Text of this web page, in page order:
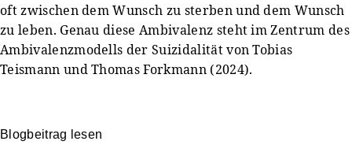
oft zwischen dem Wunsch zu sterben und dem Wunsch
zu leben. Genau diese Ambivalenz steht im Zentrum des
Ambivalenzmodells der Suizidalität von Tobias
Teismann und Thomas Forkmann (2024).
Blogbeitrag lesen